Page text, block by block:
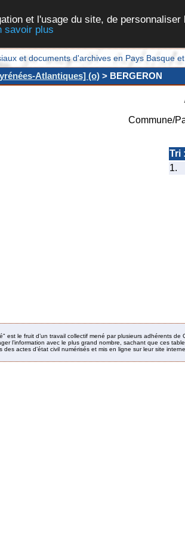
et l'usage du site, de
savoir plus
et documents d'archives en Pays Basque
Atlantiques] (o) > BERGERON
Commune/
Tri :
1.
est le fruit d’un travail collectif mené par plusieurs adhérents de
l’information avec le plus grand nombre, sachant que ces
des actes d’état civil numérisés et mis en ligne sur leur site